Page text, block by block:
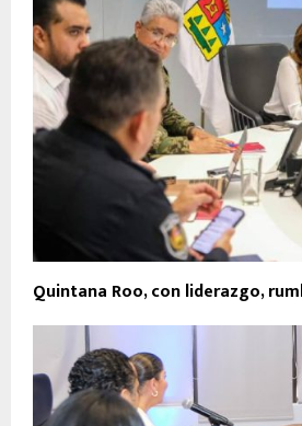
Quintana Roo, con liderazgo,